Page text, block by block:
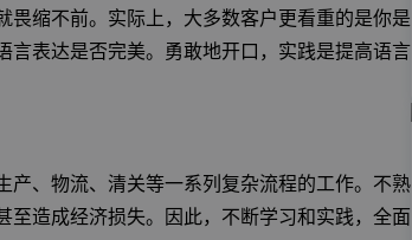
缩不前。实际上，大多数客户更看重的是你是
表达是否完美。勇敢地开口，实践是提高语言
、物流、清关等一系列复杂流程的工作。不熟
造成经济损失。因此，不断学习和实践，全面